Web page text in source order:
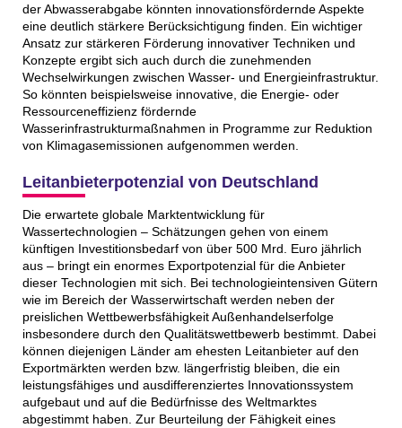
der Abwasserabgabe könnten innovationsfördernde Aspekte
eine deutlich stärkere Berücksichtigung finden. Ein wichtiger
Ansatz zur stärkeren Förderung innovativer Techniken und
Konzepte ergibt sich auch durch die zunehmenden
Wechselwirkungen zwischen Wasser- und Energieinfrastruktur.
So könnten beispielsweise innovative, die Energie- oder
Ressourceneffizienz fördernde
Wasserinfrastrukturmaßnahmen in Programme zur Reduktion
von Klimagasemissionen aufgenommen werden.
Leitanbieterpotenzial von Deutschland
Die erwartete globale Marktentwicklung für
Wassertechnologien – Schätzungen gehen von einem
künftigen Investitionsbedarf von über 500 Mrd. Euro jährlich
aus – bringt ein enormes Exportpotenzial für die Anbieter
dieser Technologien mit sich. Bei technologieintensiven Gütern
wie im Bereich der Wasserwirtschaft werden neben der
preislichen Wettbewerbsfähigkeit Außenhandelserfolge
insbesondere durch den Qualitätswettbewerb bestimmt. Dabei
können diejenigen Länder am ehesten Leitanbieter auf den
Exportmärkten werden bzw. längerfristig bleiben, die ein
leistungsfähiges und ausdifferenziertes Innovationssystem
aufgebaut und auf die Bedürfnisse des Weltmarktes
abgestimmt haben. Zur Beurteilung der Fähigkeit eines